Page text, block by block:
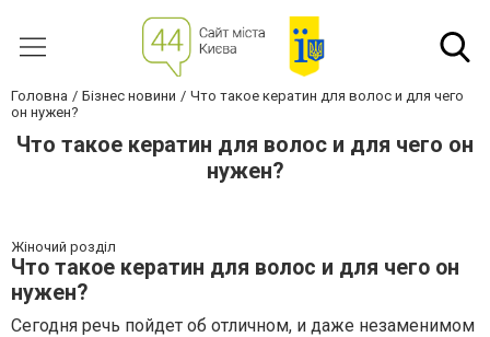
Головна Бізнес новини
Что такое кератин для волос и для чего
он нужен?
Что такое кератин для волос и для чего он
нужен?
Жіночий розділ
Что такое кератин для волос и для чего он
нужен?
Сегодня речь пойдет об отличном, и даже незаменимом